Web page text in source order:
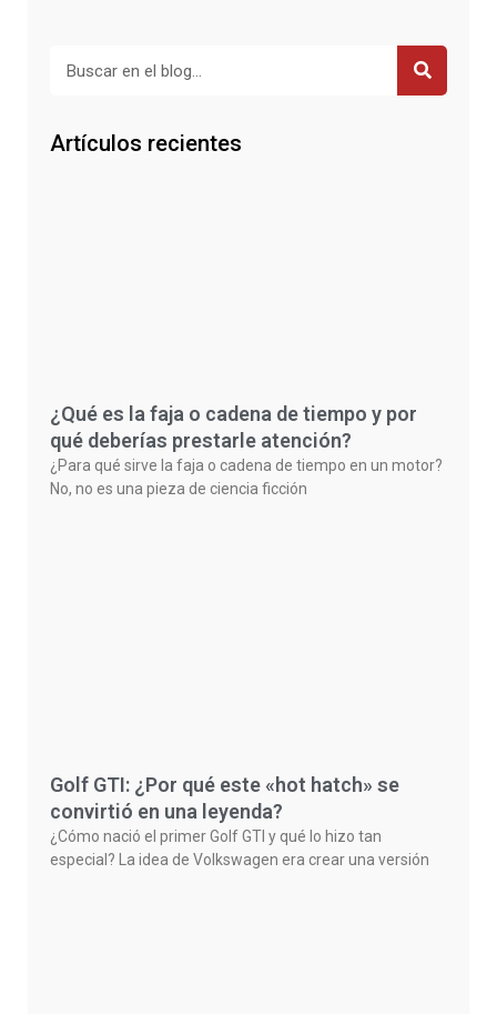
Artículos recientes
¿Qué es la faja o cadena de tiempo y por
qué deberías prestarle atención?
¿Para qué sirve la faja o cadena de tiempo en un motor?
No, no es una pieza de ciencia ficción
Golf GTI: ¿Por qué este «hot hatch» se
convirtió en una leyenda?
¿Cómo nació el primer Golf GTI y qué lo hizo tan
especial? La idea de Volkswagen era crear una versión